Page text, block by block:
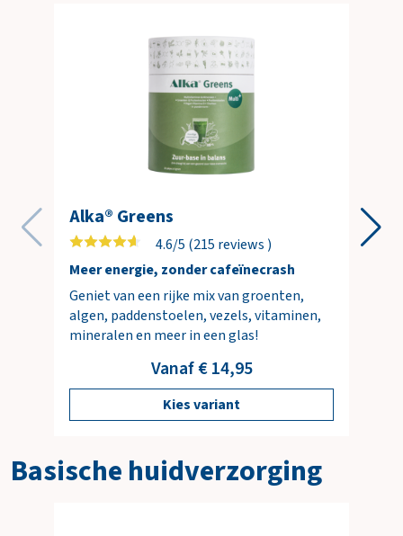
Alka® Greens
4.6/5 (215 reviews )
Meer energie, zonder cafeïnecrash
Geniet van een rijke mix van groenten,
algen, paddenstoelen, vezels, vitaminen,
mineralen en meer in een glas!
Vanaf € 14,95
Kies variant
Basische huidverzorging